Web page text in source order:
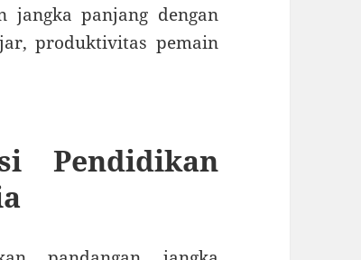
jangka panjang dengan
produktivitas pemain
Pendidikan